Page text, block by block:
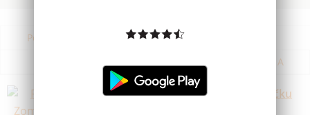
Podle názvu od A do Z
Podle názvu od Z do A
Figurka Zombie Zity Bouncerz v sáčku